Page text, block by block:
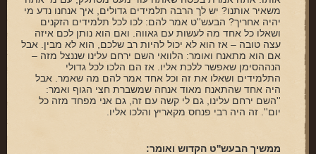
משאיר אותנו? יש לך הרבה תלמידים גדולים, איך אנחנו נדע מי
יהיה אחריך? הבעש''ט אמר להם: לכו לכל תלמידים הזקנים
ושאלו כל אחד מה לעשות עם גאווה. ואם הוא נותן לכם איזה
עצה טובה – אז הוא לא יכול להיות רב שלכם, הוא לא מבין. אבל
אם הוא מתאנח ואומר: הלוואי השם ירחם עלינו שננצל מזה –
הנההסימן שאפשר ללכת אליו. אז הם הלכו לכל גדולי
התלמידים ושאלו את זה וכל אחד אמר להם מה שאמר. אבל
היה אחד שהתאנח מאוד אנחה שמשברת חצי הגוף ואמר:
''השם ירחם עלינו, גם לי קשה עם זה, גם אני מפחד מזה כל
יום''. זה היה רבי פנחס מקאריץ והלכו אליו.
ממשיך הבעש''ט הקדוש ואומר: